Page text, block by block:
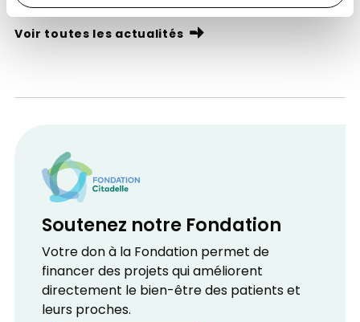
Voir toutes les actualités
Soutenez notre Fondation
Votre don à la Fondation permet de
financer des projets qui améliorent
directement le bien-être des patients et
leurs proches.